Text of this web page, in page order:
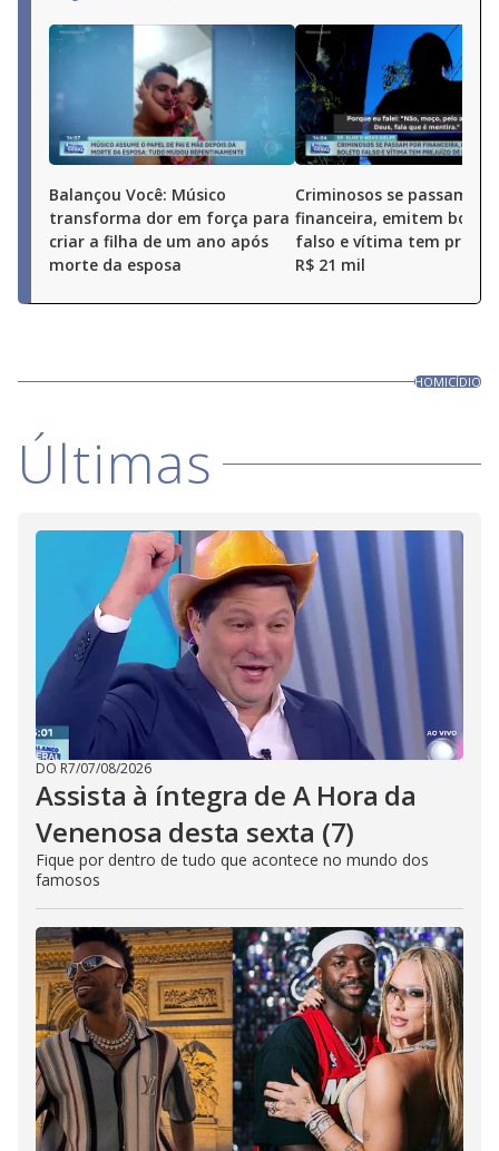
Balançou Você: Músico
transforma dor em força para
criar a filha de um ano após
morte da esposa
Criminosos se passam por
financeira, emitem boleto
falso e vítima tem
R$ 21 mil
HOMICÍDIO
Últimas
DO R7/07/08/2026
Assista à íntegra de A Hora da
Venenosa desta sexta (7)
Fique por dentro de tudo que acontece no mundo dos
famosos